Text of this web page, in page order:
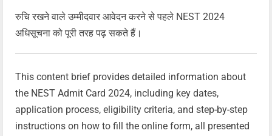
रुचि रखने वाले उम्मीदवार आवेदन करने से पहले NEST 2024
अधिसूचना को पूरी तरह पढ़ सकते हैं।
This content brief provides detailed information about
the NEST Admit Card 2024, including key dates,
application process, eligibility criteria, and step-by-step
instructions on how to fill the online form, all presented